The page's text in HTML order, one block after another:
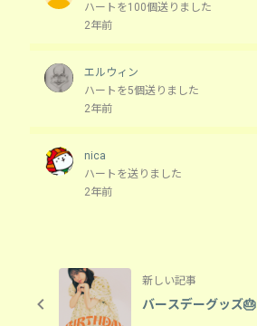
ハートを100個送りました
2年前
エルウィン
ハートを5個送りました
2年前
nica
ハートを送りました
2年前
新しい記事
バースデーグッズ🎂